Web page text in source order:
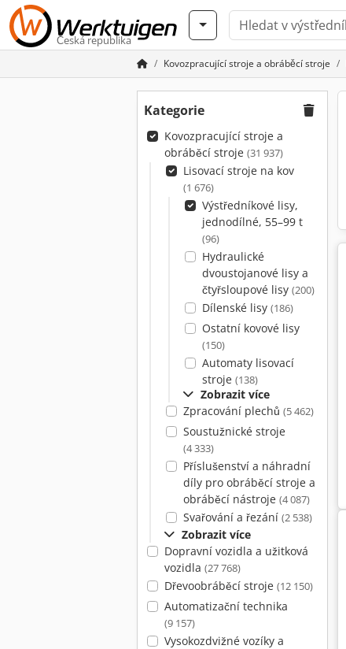
Česká republika
Kovozpracující stroje a obráběcí stroje
Kategorie
Kovozpracující stroje a
obráběcí stroje (31 937)
Lisovací stroje na kov
(1 676)
Výstředníkové lisy,
jednodílné, 55–99 t
(96)
Hydraulické
dvoustojanové lisy a
čtyřsloupové lisy (200)
Dílenské lisy (186)
Ostatní kovové lisy
(150)
Automaty lisovací
stroje (138)
Zobrazit více
Zpracování plechů (5 462)
Soustužnické stroje
(4 333)
Příslušenství a náhradní
díly pro obráběcí stroje a
obráběcí nástroje (4 087)
Svařování a řezání (2 538)
Zobrazit více
Dopravní vozidla a užitková
vozidla (27 768)
Dřevoobráběcí stroje (12 150)
Automatizační technika
(9 157)
Vysokozdvižné vozíky a